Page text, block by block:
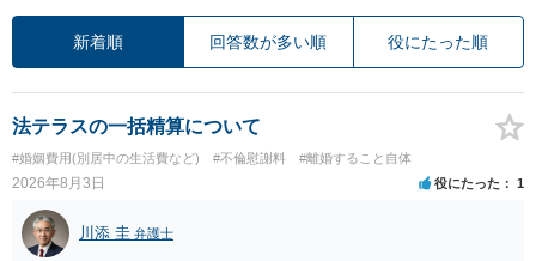
新着順 回答数が多い順 役にたった順
法テラスの一括精算について
#婚姻費用(別居中の生活費など) #不倫慰謝料 #離婚すること自体
2026年8月3日 役にたった 1
川添 圭 弁護士